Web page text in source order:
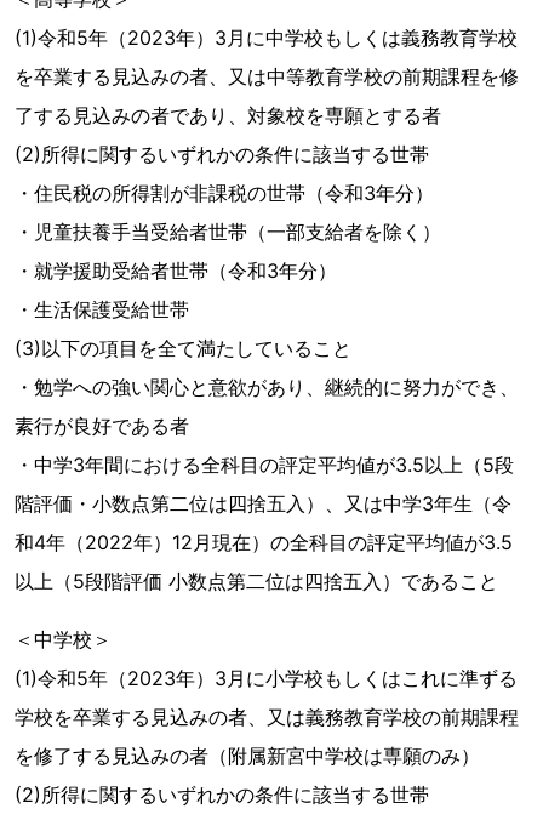
(1)令和5年（2023年）3月に中学校もしくは義務教育学校
を卒業する見込みの者、又は中等教育学校の前期課程を修
了する見込みの者であり、対象校を専願とする者
(2)所得に関するいずれかの条件に該当する世帯
・住民税の所得割が非課税の世帯（令和3年分）
・児童扶養手当受給者世帯（一部支給者を除く）
・就学援助受給者世帯（令和3年分）
・生活保護受給世帯
(3)以下の項目を全て満たしていること
・勉学への強い関心と意欲があり、継続的に努力ができ、
素行が良好である者
・中学3年間における全科目の評定平均値が3.5以上（5段
階評価・小数点第二位は四捨五入）、又は中学3年生（令
和4年（2022年）12月現在）の全科目の評定平均値が3.5
以上（5段階評価 小数点第二位は四捨五入）であること
＜中学校＞
(1)令和5年（2023年）3月に小学校もしくはこれに準ずる
学校を卒業する見込みの者、又は義務教育学校の前期課程
を修了する見込みの者（附属新宮中学校は専願のみ）
(2)所得に関するいずれかの条件に該当する世帯